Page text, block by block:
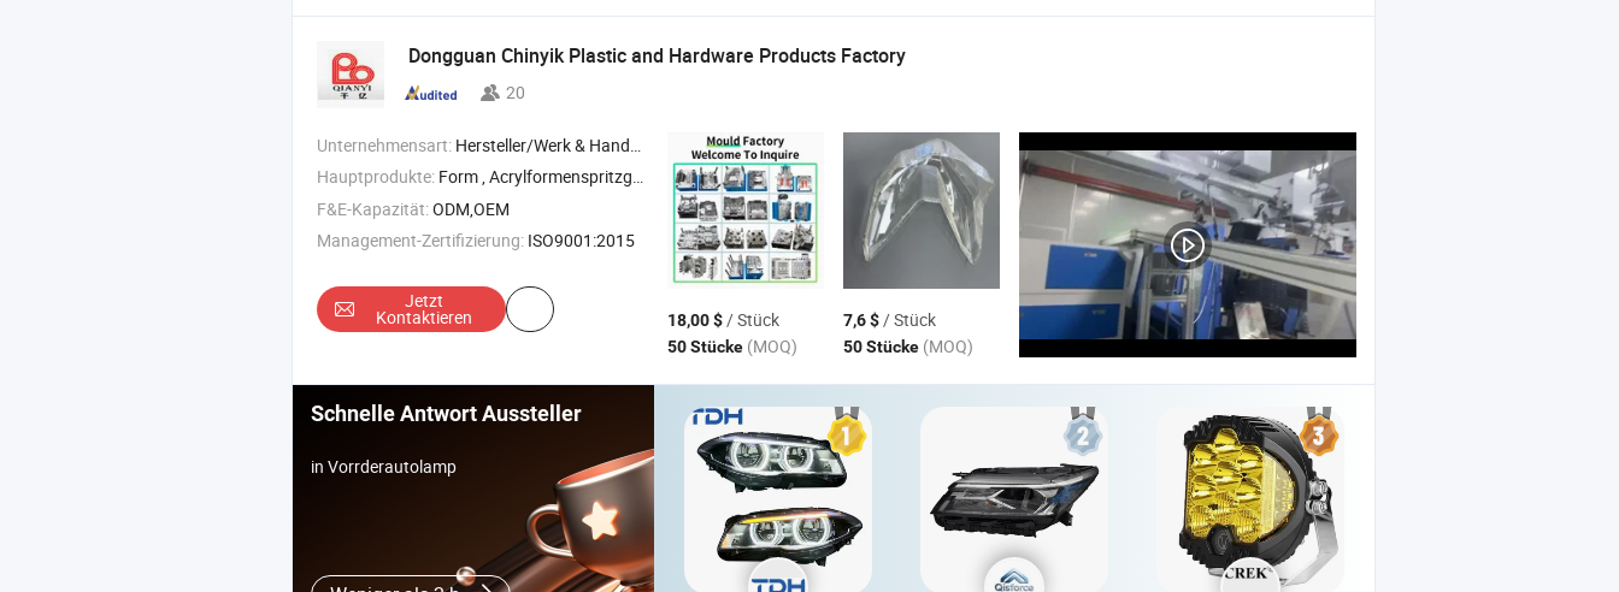
Dongguan Chinyik Plastic and Hardware Products Factory
20
Unternehmensart: Hersteller/Werk & Handelsunternehmen
Hauptprodukte: Form , Acrylformenspritzguss , LED, Kunststoffspritzgussform
F&E-Kapazität:ODM,OEM
Management-Zertifizierung: ISO9001:2015
Jetzt
Kontaktieren 18,00 $/ Stück
50 Stücke (MOQ)
7,6 $/ Stück
50 Stücke (MOQ)
Schnelle Antwort Aussteller
in Vorrderautolamp